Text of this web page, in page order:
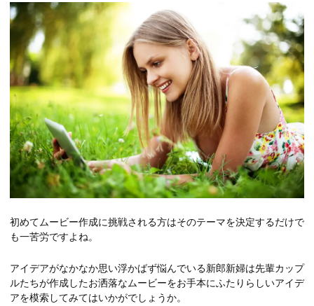
初めてムービー作成に挑戦される方はそのテーマを決定するだけで
も一苦労ですよね。
アイデアがなかなか思い浮かばず悩んでいる新郎新婦は先輩カップ
ルたちが作成したお洒落なムービーをお手本にふたりらしいアイデ
アを模索してみてはいかがでしょうか。